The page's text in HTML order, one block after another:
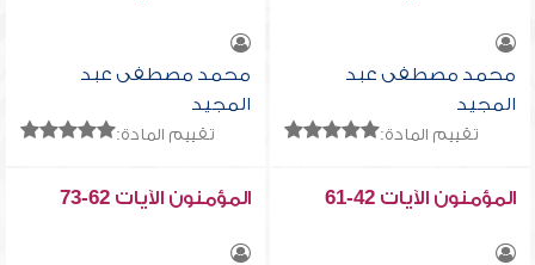
محمد مصطفى عبد
المجيد
تقييم المادة:
محمد مصطفى عبد
المجيد
تقييم المادة:
المؤمنون الآيات 42-61 المؤمنون الآيات 62-73